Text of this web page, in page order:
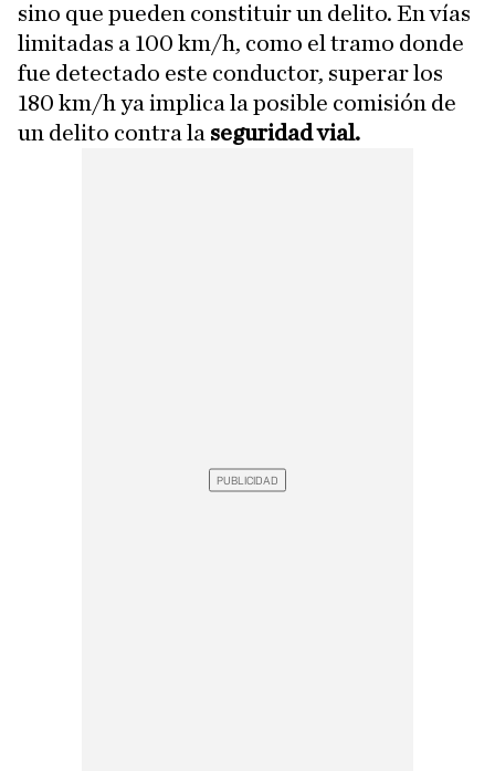
sino que pueden constituir un delito. En vías
limitadas a 100 km/h, como el tramo donde
fue detectado este conductor, superar los
180 km/h ya implica la posible comisión de
un delito contra la seguridad vial.